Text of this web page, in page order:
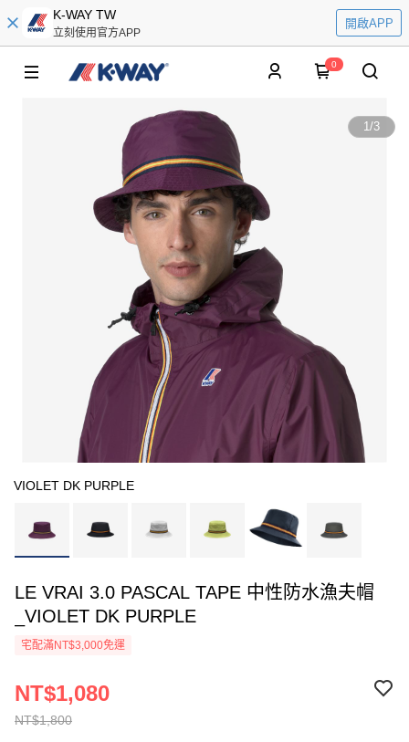
K-WAY TW
立刻使用官方APP
開啟APP
0
1/3
VIOLET DK PURPLE
LE VRAI 3.0 PASCAL TAPE 中性防水漁夫帽
_VIOLET DK PURPLE
宅配滿NT$3,000免運
NT$1,800
NT$1,080